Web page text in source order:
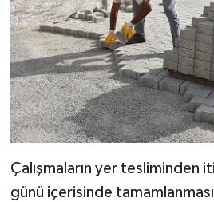
Çalışmaların yer tesliminden
günü içerisinde
Sağlık
Şaphane
Simav
Siyaset